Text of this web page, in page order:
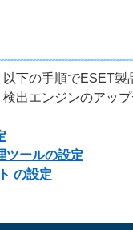
下の手順でESET
出エンジンのアッ
ツールの設定
の設定